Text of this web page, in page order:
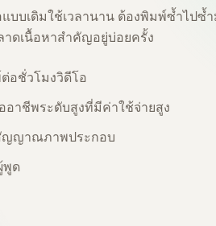
แบบเดิมใช้เวลานาน ต้องพิมพ์ซ้ำไปซ้
ดเนื้อหาสำคัญอยู่บ่อยครั้ง
อชั่วโมงวิดีโอ
อาชีพระดับสูงที่มีค่าใช้จ่ายสูง
ญญาณภาพประกอบ
พูด